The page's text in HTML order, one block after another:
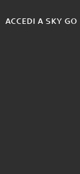
ACCEDI A SKY GO